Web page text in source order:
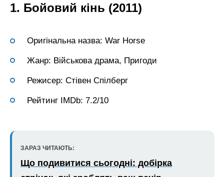
1. Бойовий кінь (2011)
Оригінальна назва: War Horse
Жанр: Військова драма, Пригоди
Режисер: Стівен Спілберг
Рейтинг IMDb: 7.2/10
ЗАРАЗ ЧИТАЮТЬ:
Що подивитися сьогодні: добірка